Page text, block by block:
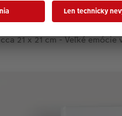
Štvorcová
cca 21 x 21 cm - Veľké